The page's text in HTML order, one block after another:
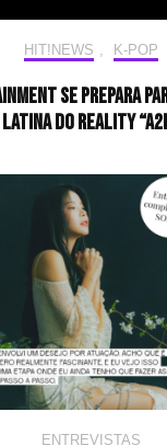
HIT!NEWS K-POP
se prepara
latina do reality
ENTREVISTAS